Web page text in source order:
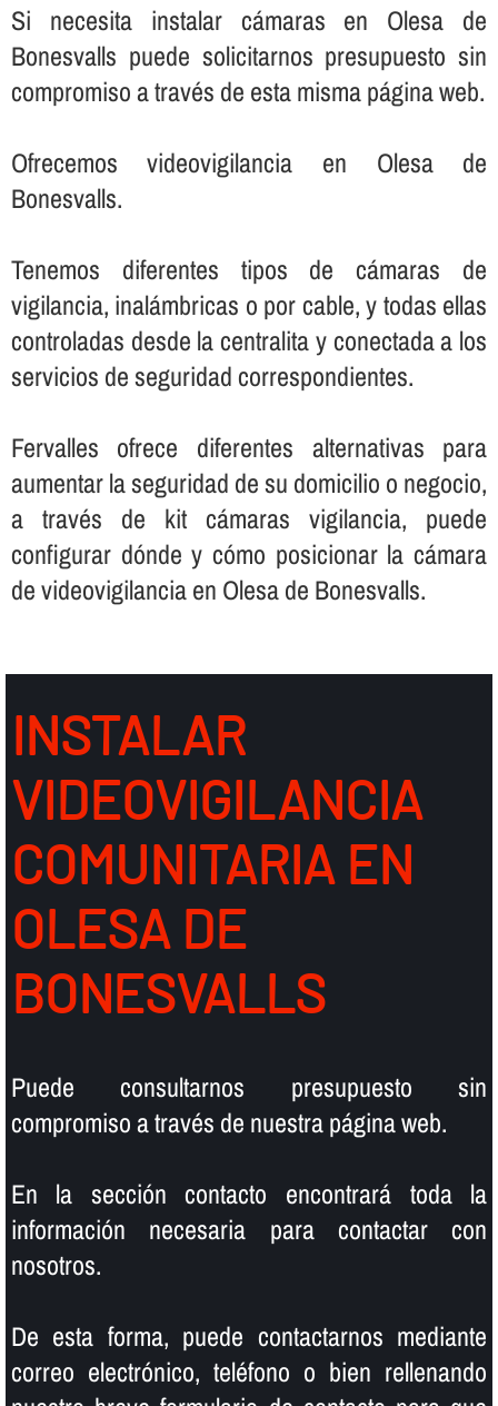
Si necesita instalar cámaras en Olesa de
Bonesvalls puede solicitarnos presupuesto sin
compromiso a través de esta misma página web.
Ofrecemos videovigilancia en Olesa de
Bonesvalls.
Tenemos diferentes tipos de cámaras de
vigilancia, inalámbricas o por cable, y todas ellas
controladas desde la centralita y conectada a los
servicios de seguridad correspondientes.
Fervalles ofrece diferentes alternativas para
aumentar la seguridad de su domicilio o negocio,
a través de kit cámaras vigilancia, puede
configurar dónde y cómo posicionar la cámara
de videovigilancia en Olesa de Bonesvalls.
INSTALAR
VIDEOVIGILANCIA
COMUNITARIA EN
OLESA DE
BONESVALLS
Puede consultarnos presupuesto sin
compromiso a través de nuestra página web.
En la sección contacto encontrará toda la
información necesaria para contactar con
nosotros.
De esta forma, puede contactarnos mediante
correo electrónico, teléfono o bien rellenando